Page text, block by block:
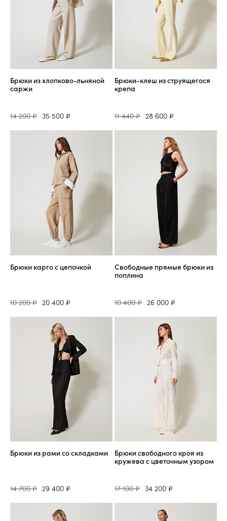
Брюки из хлопково-льняной
саржи
14 200 ₽ 35 500 ₽
Брюки-клеш из струящегося
крепа
11 440 ₽ 28 600 ₽
Брюки карго с цепочкой
10 200 ₽ 20 400 ₽
Свободные прямые брюки из
поплина
10 400 ₽ 26 000 ₽
Брюки из рами со складками
14 700 ₽ 29 400 ₽
Брюки свободного кроя из
кружева с цветочным узором
17 100 ₽ 34 200 ₽